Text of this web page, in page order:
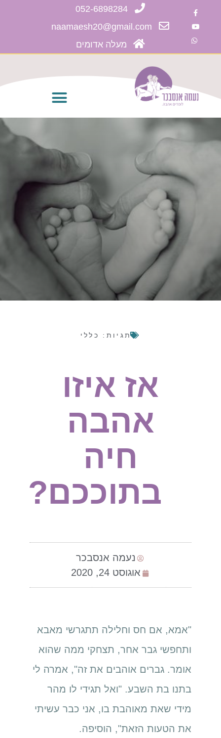
052-6898284
naamaesh20@gmail.com
מעלה אדומים
תגיות: כללי
אז איזו
אהבה
חיה
בתוככם?
נעמה אנסבכר
אוגוסט 24, 2020
"אמא, אם חס וחלילה תתגרשי מאבא
ותחפשי גבר אחר, תצחקי ממה שהוא
אומר. גברים אוהבים את זה", אמרה לי
בתנו בת השבע. "ואל תגידי לו מהר
מידי שאת מאוהבת בו, אני כבר עשיתי
את הטעות הזאת", הוסיפה.